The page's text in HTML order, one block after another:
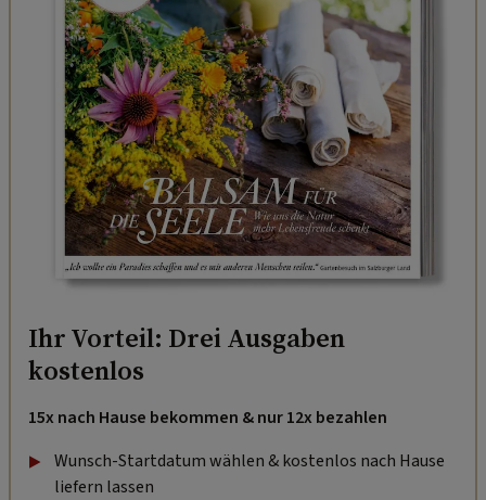
Ihr Vorteil: Drei Ausgaben
kostenlos
15x nach Hause bekommen & nur 12x bezahlen
Wunsch-Startdatum wählen & kostenlos nach Hause
liefern lassen